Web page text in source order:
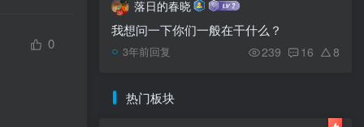
0
落日的春晓
我想问一下你们一般在干什么？
3年前回复 239 16 8
热门板块